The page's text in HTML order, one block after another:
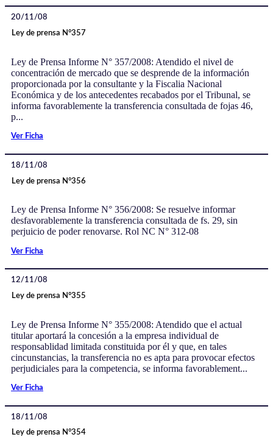
20/11/08
Ley de prensa N°357
Ley de Prensa Informe N° 357/2008: Atendido el nivel de
concentración de mercado que se desprende de la información
proporcionada por la consultante y la Fiscalia Nacional
Económica y de los antecedentes recabados por el Tribunal, se
informa favorablemente la transferencia consultada de fojas 46,
p...
Ver Ficha
18/11/08
Ley de prensa N°356
Ley de Prensa Informe N° 356/2008: Se resuelve informar
desfavorablemente la transferencia consultada de fs. 29, sin
perjuicio de poder renovarse. Rol NC N° 312-08
Ver Ficha
12/11/08
Ley de prensa N°355
Ley de Prensa Informe N° 355/2008: Atendido que el actual
titular aportará la concesión a la empresa individual de
responsablidad limitada constituida por él y que, en tales
cincunstancias, la transferencia no es apta para provocar efectos
perjudiciales para la competencia, se informa favorablement...
Ver Ficha
18/11/08
Ley de prensa N°354